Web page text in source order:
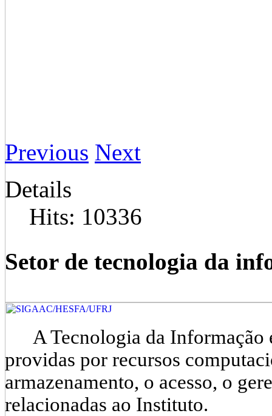
Previous Next
Details
Hits: 10336
Setor de tecnologia da
A Tecnologia da Informação
providas por recursos
armazenamento, o acesso, o
relacionadas ao Instituto.